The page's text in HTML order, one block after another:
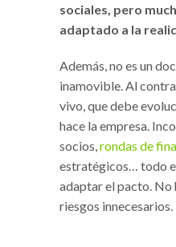
sociales, pero
adaptado a la
Además, no es un
inamovible. Al
vivo, que debe
hace la empresa.
socios,rondas de
estratégicos… todo
adaptar el pacto. No
riesgos innecesarios.